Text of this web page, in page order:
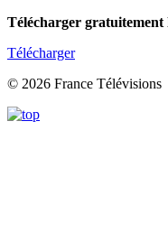
Télécharger
Télécharger
© 2026 France Télévisions